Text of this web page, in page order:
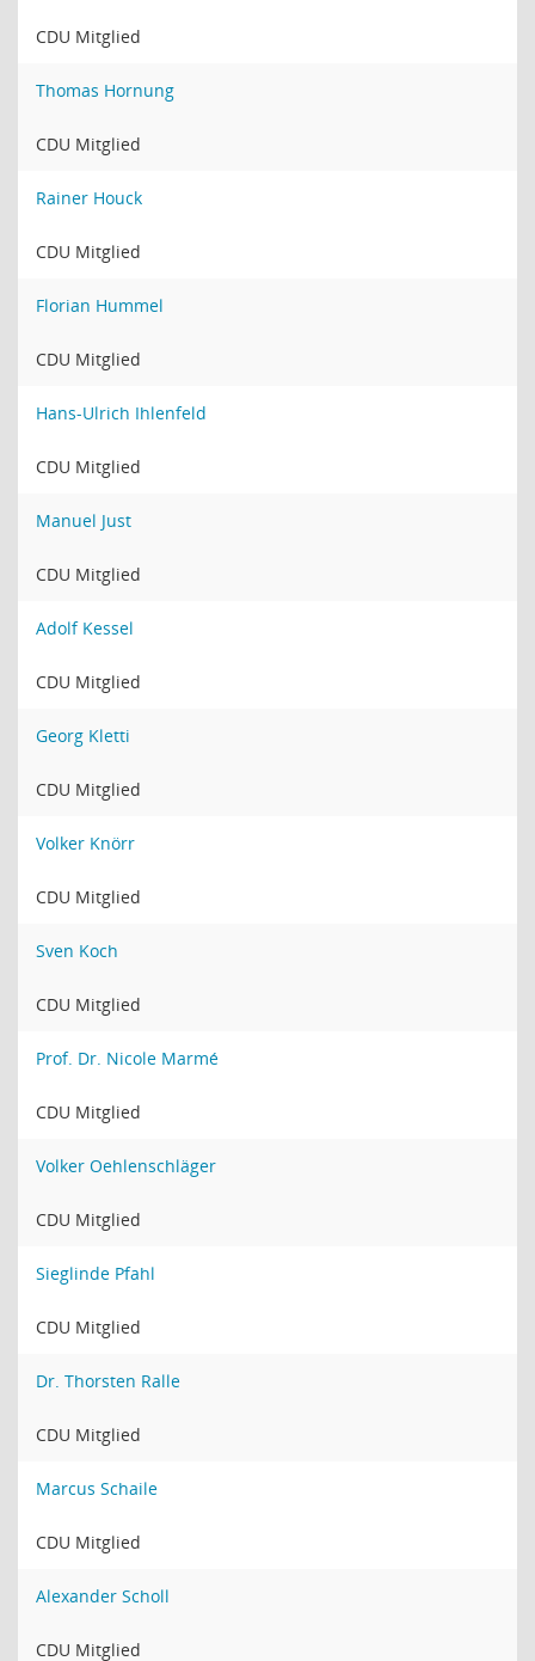
CDU Mitglied
Thomas Hornung
CDU Mitglied
Rainer Houck
CDU Mitglied
Florian Hummel
CDU Mitglied
Hans-Ulrich Ihlenfeld
CDU Mitglied
Manuel Just
CDU Mitglied
Adolf Kessel
CDU Mitglied
Georg Kletti
CDU Mitglied
Volker Knörr
CDU Mitglied
Sven Koch
CDU Mitglied
Prof. Dr. Nicole Marmé
CDU Mitglied
Volker Oehlenschläger
CDU Mitglied
Sieglinde Pfahl
CDU Mitglied
Dr. Thorsten Ralle
CDU Mitglied
Marcus Schaile
CDU Mitglied
Alexander Scholl
CDU Mitglied